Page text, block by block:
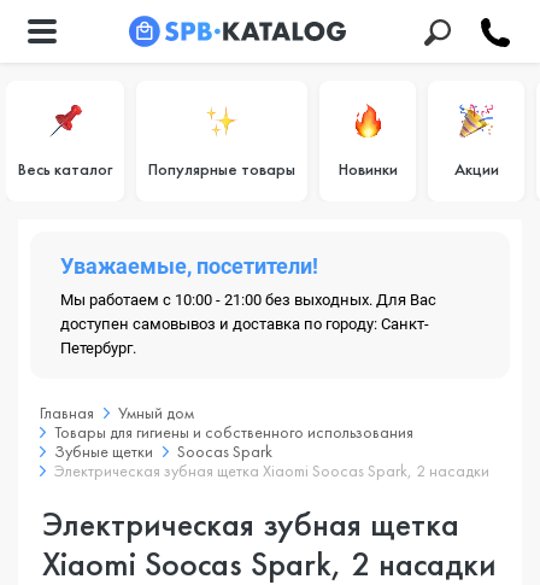
Весь каталог Популярные товары Новинки Акции
Уважаемые, посетители!
Мы работаем с 10:00 - 21:00 без выходных. Для Вас
доступен самовывоз и доставка по городу: Санкт-
Петербург.
Главная
Умный дом
Товары для гигиены и собственного использования
Зубные щетки
Soocas Spark
Электрическая зубная щетка Xiaomi Soocas Spark, 2 насадки
Электрическая зубная щетка
Xiaomi Soocas Spark, 2 насадки